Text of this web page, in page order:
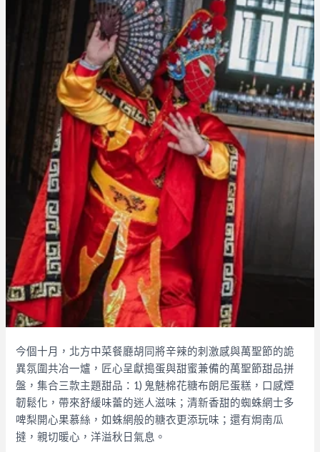
今個十月， 北方中菜餐廳胡同將辛辣的刺激感與萬聖節的詭
異氛圍共冶一爐， 匠心呈獻搗蛋與甜蜜兼備的萬聖節甜品拼
盤，集合三款主題甜品：1) 鬼魅棉花糖布朗尼蛋糕，口感煙
韌鬆化，帶來舒緩味蕾的迷人滋味；清新香甜的蜘蛛網士多
啤梨開心果慕絲，如蛛網般的糖衣更添玩味；還有焗南瓜
撻，親切暖心，洋溢秋日氣息。